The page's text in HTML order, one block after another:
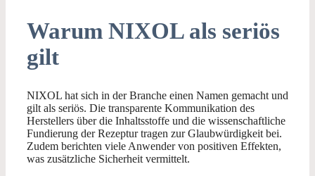
Warum NIXOL als seriös
gilt
NIXOL hat sich in der Branche einen Namen gemacht und
gilt als seriös. Die transparente Kommunikation des
Herstellers über die Inhaltsstoffe und die wissenschaftliche
Fundierung der Rezeptur tragen zur Glaubwürdigkeit bei.
Zudem berichten viele Anwender von positiven Effekten,
was zusätzliche Sicherheit vermittelt.